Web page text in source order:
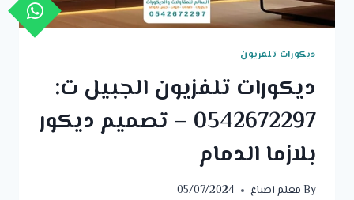
ديكورات تلفزيون
ديكورات تلفزيون الجبيل ت:
0542672297 – تصميم ديكور
بلازما الدمام
Byمعلم اصباغ 05/07/2024